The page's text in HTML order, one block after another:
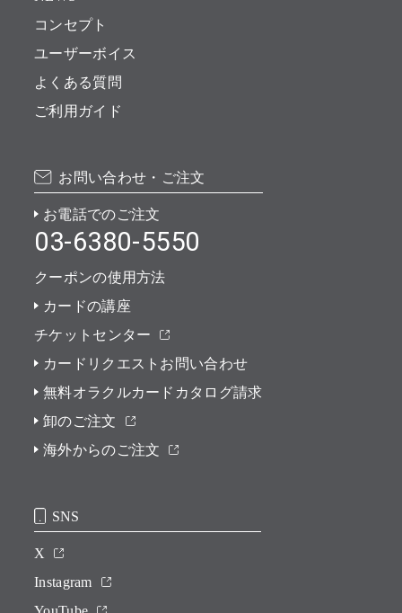
コンセプト
ユーザーボイス
よくある質問
ご利用ガイド
お問い合わせ・ご注文
お電話でのご注文
03-6380-5550
クーポンの使用方法
カードの講座
チケットセンター
カードリクエストお問い合わせ
無料オラクルカードカタログ請求
卸のご注文
海外からのご注文
SNS
X
Instagram